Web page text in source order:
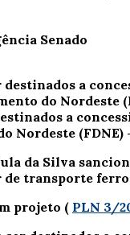
Senado
a
Nordeste (FDNE)
da Silva
de transporte
projeto ( PLN 3/